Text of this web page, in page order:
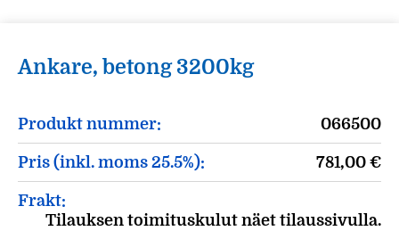
Ankare, betong 3200kg
Produkt nummer: 066500
Pris (inkl. moms 25.5%): 781,00 €
Frakt:
Tilauksen toimituskulut näet tilaussivulla.